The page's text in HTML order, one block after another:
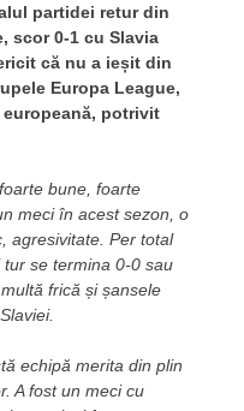
partidei retur din
scor 0-1 cu Slavia
că nu a ieșit din
Europa League,
potrivit
bune, foarte
meci în acest sezon, o
agresivitate. Per total
se termina 0-0 sau
frică și șansele
echipă merita din plin
A fost un meci cu